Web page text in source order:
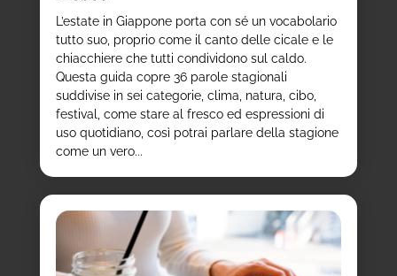
L’estate in Giappone porta con sé un vocabolario
tutto suo, proprio come il canto delle cicale e le
chiacchiere che tutti condividono sul caldo.
Questa guida copre 36 parole stagionali
suddivise in sei categorie, clima, natura, cibo,
festival, come stare al fresco ed espressioni di
uso quotidiano, così potrai parlare della stagione
come un vero...